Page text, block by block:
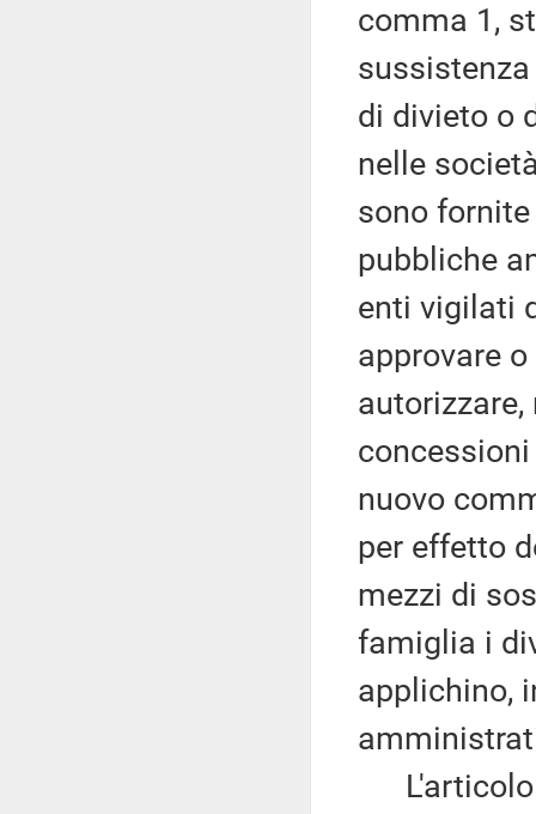
comma 1,
di divieto o
nelle
sono
pubbliche
enti vigilati
approvare
nuovo
per effetto
mezzi di
famiglia i
applichino,
L'articolo